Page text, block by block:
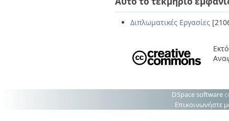
Διπλωματικές Εργασίες
DSpace software
Επικοινωνήστε